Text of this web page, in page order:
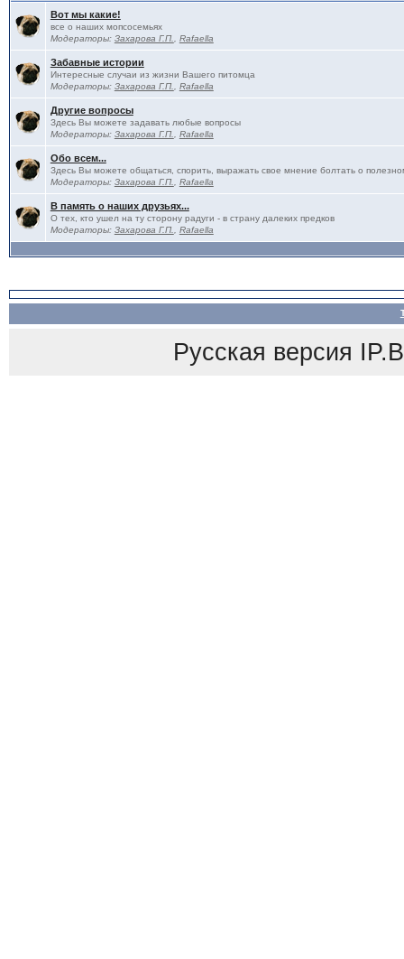
Вот мы какие!
все о наших мопсосемьях
Модераторы: Захарова Г.П. Rafaella
Забавные истории
Интересные случаи из жизни Вашего питомца
Модераторы: Захарова Г.П. Rafaella
Другие вопросы
Здесь Вы можете задавать любые вопросы
Модераторы: Захарова Г.П. Rafaella
Обо всем...
Здесь Вы можете общаться, спорить, выражать свое мнение болтать о
Модераторы: Захарова Г.П. Rafaella
В память о наших друзьях...
О тех, кто ушел на ту сторону радуги - в страну далеких предков
Модераторы: Захарова Г.П. Rafaella
Русская версия